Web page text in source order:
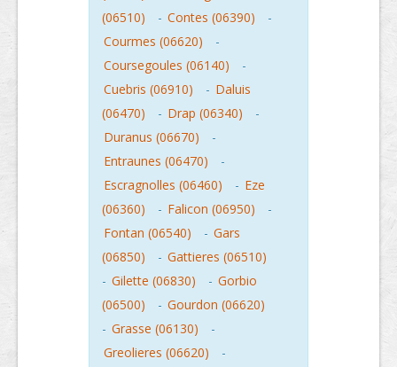
(06510)
- Contes (06390)
-
Courmes (06620)
-
Coursegoules (06140)
-
Cuebris (06910)
- Daluis
(06470)
- Drap (06340)
-
Duranus (06670)
-
Entraunes (06470)
-
Escragnolles (06460)
- Eze
(06360)
- Falicon (06950)
-
Fontan (06540)
- Gars
(06850)
- Gattieres (06510)
- Gilette (06830) - Gorbio
(06500)
- Gourdon (06620)
- Grasse (06130)
-
Greolieres (06620)
-